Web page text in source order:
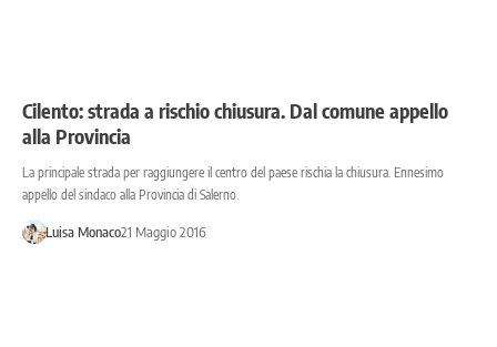
Cilento: strada a rischio chiusura. Dal comune appello
alla Provincia
La principale strada per raggiungere il centro del paese rischia la chiusura. Ennesimo
appello del sindaco alla Provincia di Salerno.
Luisa Monaco21 Maggio 2016